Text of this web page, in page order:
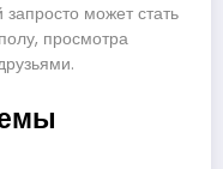
может стать
просмотра